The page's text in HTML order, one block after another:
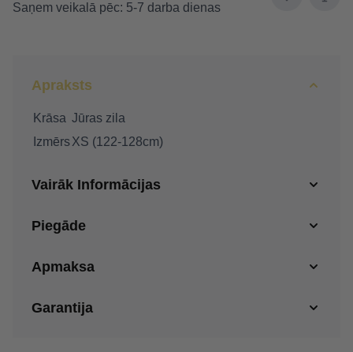
Saņem veikalā pēc: 5-7 darba dienas
Apraksts
Krāsa Jūras zila
IzmērsXS (122-128cm)
Vairāk Informācijas
Piegāde
Apmaksa
Garantija